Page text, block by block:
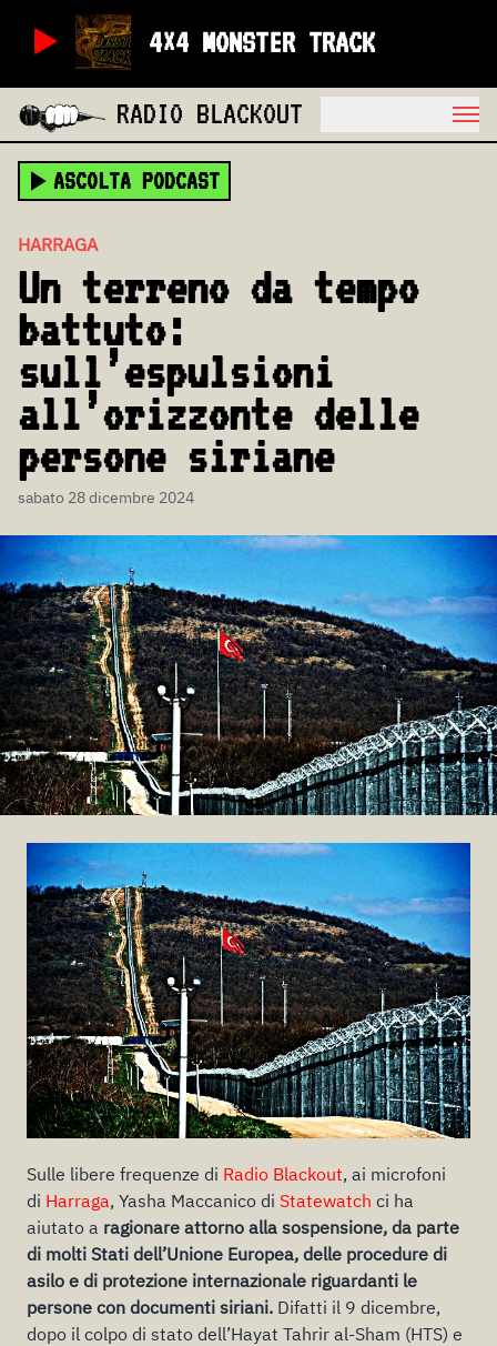
4×4 MONSTER TRACK
RADIO BLACKOUT
ASCOLTA PODCAST
HARRAGA
Un terreno da tempo
battuto:
sull’espulsioni
all’orizzonte delle
persone siriane
sabato 28 dicembre 2024
Sulle libere frequenze di Radio Blackout, ai microfoni
di Harraga, Yasha Maccanico di Statewatch ci ha
aiutato a ragionare attorno alla sospensione, da parte
di molti Stati dell’Unione Europea, delle procedure di
asilo e di protezione internazionale riguardanti le
persone con documenti siriani. Difatti il 9 dicembre,
dopo il colpo di stato dell’Hayat Tahrir al-Sham (HTS) e